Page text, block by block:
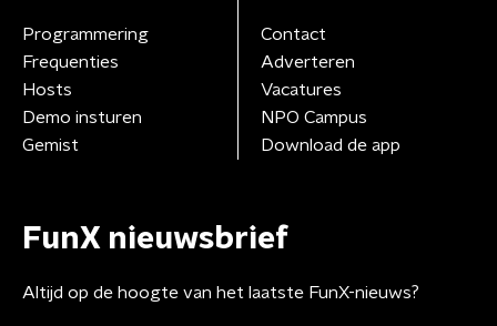
Programmering
Frequenties
Hosts
Demo insturen
Gemist
Contact
Adverteren
Vacatures
NPO Campus
Download de app
FunX nieuwsbrief
Altijd op de hoogte van het laatste FunX-nieuws?